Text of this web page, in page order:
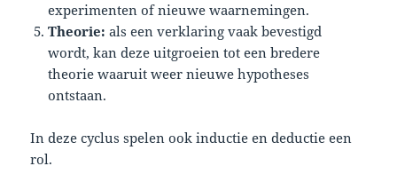
experimenten of nieuwe waarnemingen.
Theorie: als een verklaring vaak bevestigd
wordt, kan deze uitgroeien tot een bredere
theorie waaruit weer nieuwe hypotheses
ontstaan.
In deze cyclus spelen ook inductie en deductie een
rol.